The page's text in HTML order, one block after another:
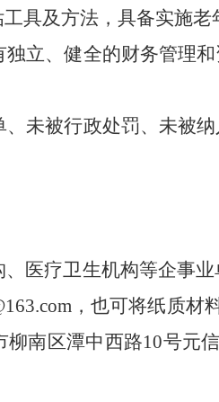
具及方法，具备实施老
立、健全的财务管理
未被行政处罚、未被
医疗卫生机构等企事
，也可将纸质
南区潭中西路10号元信